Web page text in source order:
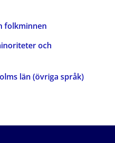
folkminnen
och
län (övriga språk)